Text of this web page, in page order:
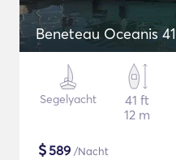
Beneteau Oceanis 41
Segelyacht
41 ft
12 m
$589 /Nacht